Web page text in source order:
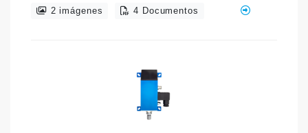
2 imágenes 4 Documentos